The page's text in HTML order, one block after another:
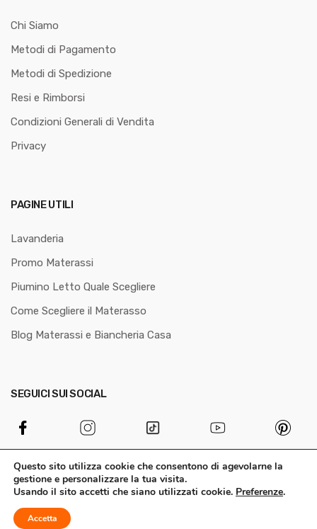
Chi Siamo
Metodi di Pagamento
Metodi di Spedizione
Resi e Rimborsi
Condizioni Generali di Vendita
Privacy
PAGINE UTILI
Lavanderia
Promo Materassi
Piumino Letto Quale Scegliere
Come Scegliere il Materasso
Blog Materassi e Biancheria Casa
SEGUICI SUI SOCIAL
© Biancheria48.it di DonArt di Arturo Melchiori P.Iva 02465700280.
Questo sito utilizza cookie che consentono di agevolarne la
gestione e personalizzare la tua visita.
Usando il sito accetti che siano utilizzati cookie. Preferenze.
Accetta